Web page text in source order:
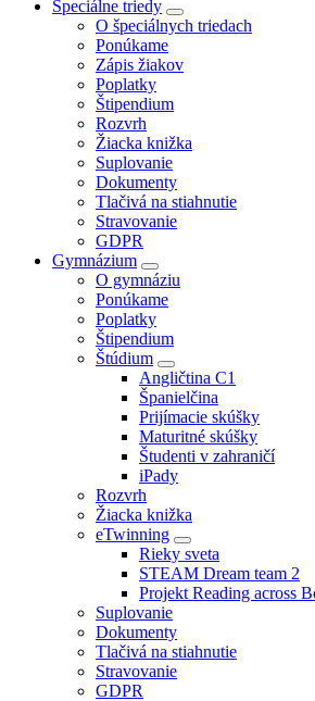
Špeciálne triedy
O špeciálnych triedach
Ponúkame
Zápis žiakov
Poplatky
Štipendium
Rozvrh
Žiacka knižka
Suplovanie
Dokumenty
Tlačivá na stiahnutie
Stravovanie
GDPR
Gymnázium
O gymnáziu
Ponúkame
Poplatky
Štipendium
Štúdium
Angličtina C1
Španielčina
Prijímacie skúšky
Maturitné skúšky
Študenti v zahraničí
iPady
Rozvrh
Žiacka knižka
eTwinning
Rieky sveta
STEAM Dream team 2
Projekt Reading across
Suplovanie
Dokumenty
Tlačivá na stiahnutie
Stravovanie
GDPR